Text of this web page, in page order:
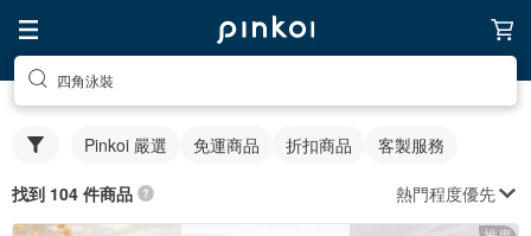
四角泳裝
Pinkoi 嚴選 免運商品 折扣商品 客製服務
找到 104 件商品 熱門程度優先